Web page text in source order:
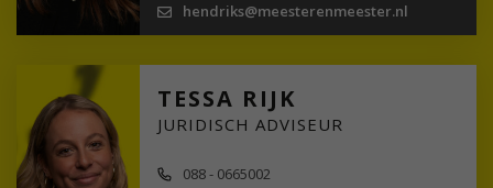
hendriks@meesterenmeester.nl
TESSA RIJK
JURIDISCH ADVISEUR
088 - 0665002